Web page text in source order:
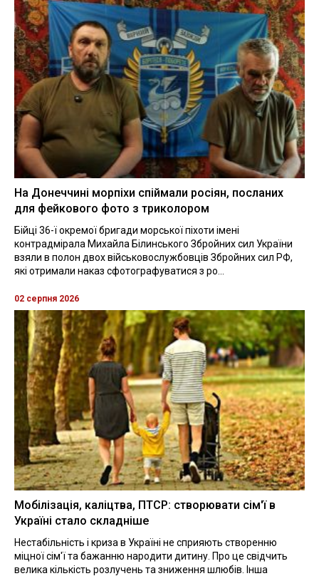
На Донеччині морпіхи спіймали росіян, посланих
для фейкового фото з триколором
Бійці 36-ї окремої бригади морської піхоти імені
контрадмірала Михайла Білинського Збройних сил України
взяли в полон двох військовослужбовців Збройних сил РФ,
які отримали наказ сфотографуватися з ро...
02 серпня 2026
Мобілізація, каліцтва, ПТСР: створювати сім'ї в
Україні стало складніше
Нестабільність і криза в Україні не сприяють створенню
міцної сім'ї та бажанню народити дитину. Про це свідчить
велика кількість розлучень та зниження шлюбів. Інша